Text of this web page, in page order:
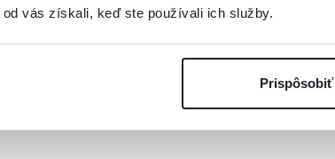
od vás získali, keď ste používali ich služby.
Prispôsobiť